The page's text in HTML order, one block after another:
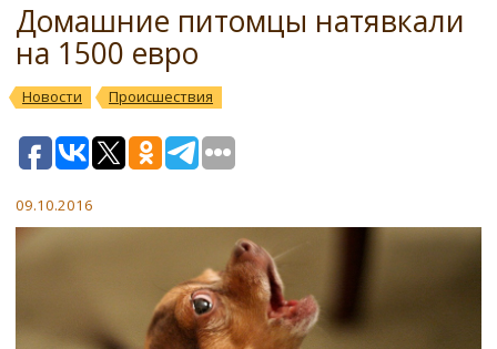
Домашние питомцы натявкали
на 1500 евро
Новости Происшествия
09.10.2016